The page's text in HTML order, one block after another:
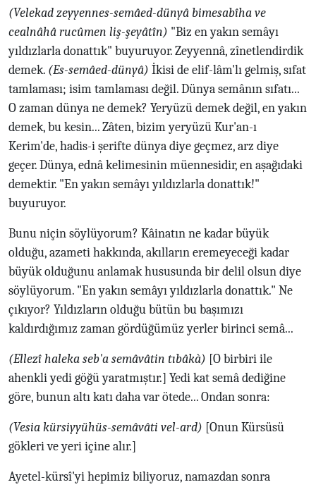
(Velekad zeyyennes-semâed-dünyâ bimesabîha ve
cealnâhâ rucûmen liş-şeyâtîn) "Biz en yakın semâyı
yıldızlarla donattık" buyuruyor. Zeyyennâ, zînetlendirdik
demek. (Es-semâed-dünyâ) İkisi de elif-lâm'lı gelmiş, sıfat
tamlaması; isim tamlaması değil. Dünya semânın sıfatı...
O zaman dünya ne demek? Yeryüzü demek değil, en yakın
demek, bu kesin... Zâten, bizim yeryüzü Kur'an-ı
Kerim'de, hadis-i şerifte dünya diye geçmez, arz diye
geçer. Dünya, ednâ kelimesinin müennesidir, en aşağıdaki
demektir. "En yakın semâyı yıldızlarla donattık!"
buyuruyor.
Bunu niçin söylüyorum? Kâinatın ne kadar büyük
olduğu, azameti hakkında, akılların eremeyeceği kadar
büyük olduğunu anlamak hususunda bir delil olsun diye
söylüyorum. "En yakın semâyı yıldızlarla donattık." Ne
çıkıyor? Yıldızların olduğu bütün bu başımızı
kaldırdığımız zaman gördüğümüz yerler birinci semâ...
(Ellezî haleka seb'a semâvâtin tıbâkà) [O birbiri ile
ahenkli yedi göğü yaratmıştır.] Yedi kat semâ dediğine
göre, bunun altı katı daha var ötede... Ondan sonra:
(Vesia kürsiyyühüs-semâvâti vel-ard) [Onun Kürsüsü
gökleri ve yeri içine alır.]
Ayetel-kürsî'yi hepimiz biliyoruz, namazdan sonra